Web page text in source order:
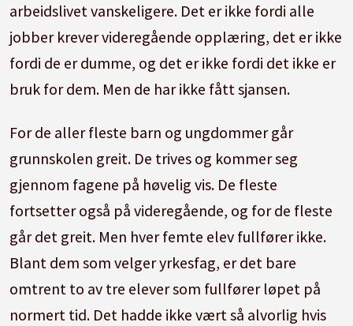
arbeidslivet vanskeligere. Det er ikke fordi alle
jobber krever videregående opplæring, det er ikke
fordi de er dumme, og det er ikke fordi det ikke er
bruk for dem. Men de har ikke fått sjansen.
For de aller fleste barn og ungdommer går
grunnskolen greit. De trives og kommer seg
gjennom fagene på høvelig vis. De fleste
fortsetter også på videregående, og for de fleste
går det greit. Men hver femte elev fullfører ikke.
Blant dem som velger yrkesfag, er det bare
omtrent to av tre elever som fullfører løpet på
normert tid. Det hadde ikke vært så alvorlig hvis